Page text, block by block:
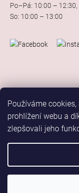
Používáme
prohlížení webu a
zlepšovali jeho
Po–Pá: 10:00 – 12:30,
So: 10:00 – 13:00
Upravit